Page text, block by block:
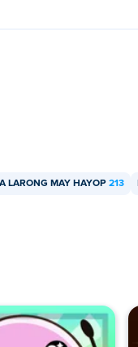
LARONG MAY HAYOP 213